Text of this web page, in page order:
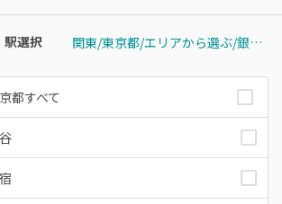
駅選択 関東/東京都/エリアから選ぶ/銀座・新橋・有楽町
都すべて